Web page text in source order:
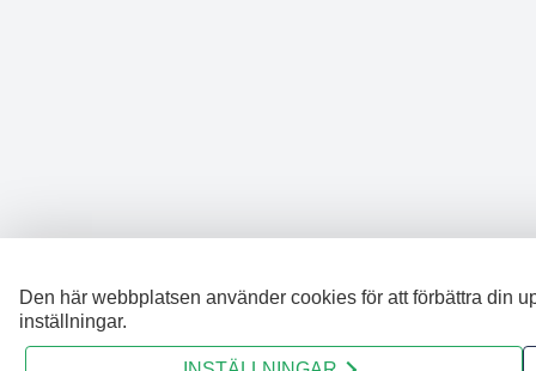
Den här webbplatsen använder cookies för att förbättra din
inställningar.